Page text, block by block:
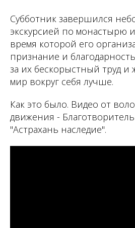
Субботник завершился
экскурсией по монастырю
время которой его
признание и
за их бескорыстный труд и
мир вокруг себя лучше.
Как это было. Видео от
движения -
"Астрахань наследие".